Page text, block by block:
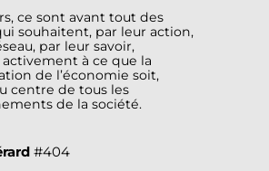
ce sont avant tout des
souhaitent, par leur action,
par leur savoir,
à ce que la
de l’économie soit,
centre de tous les
de la société.
#404